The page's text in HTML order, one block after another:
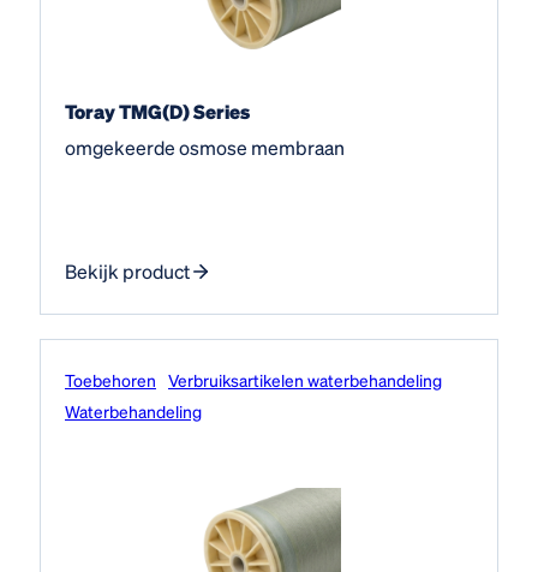
Toray TMG(D) Series
omgekeerde osmose membraan
Bekijk product
Toebehoren
Verbruiksartikelen waterbehandeling
Water­behandeling